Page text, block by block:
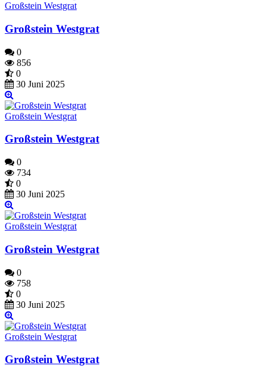
Großstein Westgrat
Großstein Westgrat
0
856
0
30 Juni 2025
Großstein Westgrat
Großstein Westgrat
0
734
0
30 Juni 2025
Großstein Westgrat
Großstein Westgrat
0
758
0
30 Juni 2025
Großstein Westgrat
Großstein Westgrat